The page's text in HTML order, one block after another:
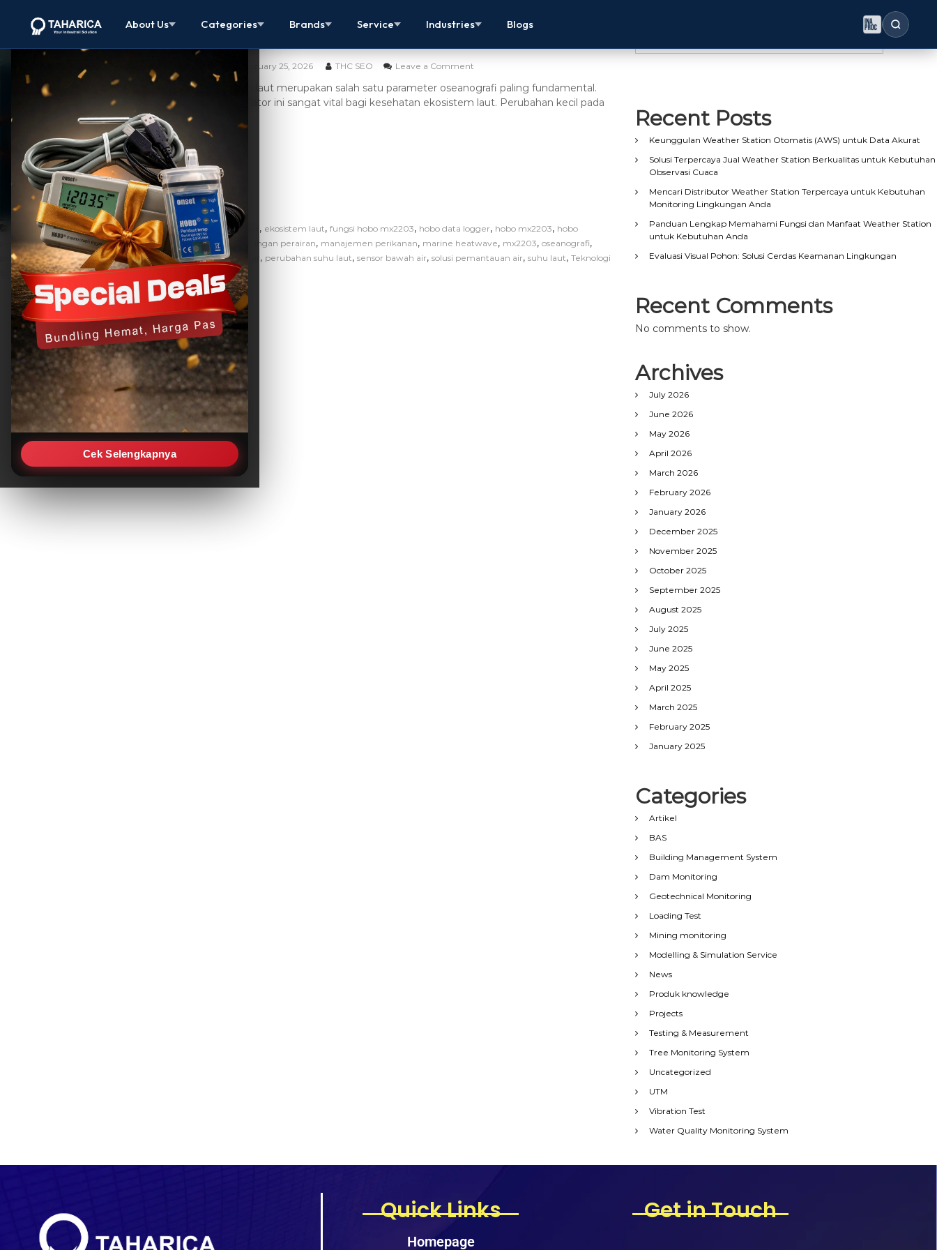
Cek Selengkapnya
About Us Categories Brands Service Industries Blogs
Suhu Laut: Definisi, Dampak, Metode Ukur & Solusi
February 25, 2026 THC SEO Leave a Comment
Suhu laut merupakan salah satu parameter oseanografi paling fundamental.
Indikator ini sangat vital bagi kesehatan ekosistem laut. Perubahan kecil pada
Artikel akurasi suhu,dampak suhu laut, data logger , ekosistem laut, fungsi hobo mx2203, hobo data logger, hobo mx2203, hobo
pendant data logger,iklim global,konservasi kelautan, lingkungan perairan, manajemen perikanan, marine heatwave, mx2203, oseanografi,
pemanasan laut ,pemantauan suhu laut,pengukuran suhu air , perubahan suhu laut, sensor bawah air, solusi pemantauan air, suhu laut, Teknologi
Sensor.
Search
Recent Posts
Keunggulan Weather Station Otomatis (AWS) untuk Data Akurat
Solusi Terpercaya Jual Weather Station Berkualitas untuk Kebutuhan
Observasi Cuaca
Mencari Distributor Weather Station Terpercaya untuk Kebutuhan
Monitoring Lingkungan Anda
Panduan Lengkap Memahami Fungsi dan Manfaat Weather Station
untuk Kebutuhan Anda
Evaluasi Visual Pohon: Solusi Cerdas Keamanan Lingkungan
Recent Comments
No comments to show.
Archives
July 2026
June 2026
May 2026
April 2026
March 2026
February 2026
January 2026
December 2025
November 2025
October 2025
September 2025
August 2025
July 2025
June 2025
May 2025
April 2025
March 2025
February 2025
January 2025
Categories
Artikel
BAS
Building Management System
Dam Monitoring
Geotechnical Monitoring
Loading Test
Mining monitoring
Modelling & Simulation Service
News
Produk knowledge
Projects
Testing & Measurement
Tree Monitoring System
Uncategorized
UTM
Vibration Test
Water Quality Monitoring System
Quick Links
Homepage
Get in Touch